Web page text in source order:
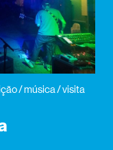
/ música / visita